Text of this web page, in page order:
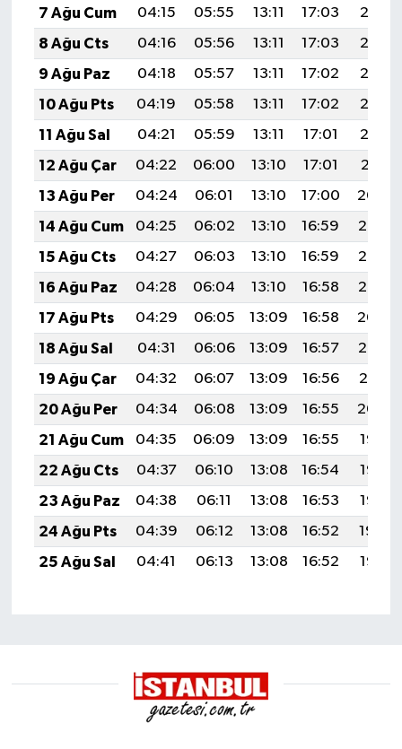
7 Ağu Cum
04:15 05:55 13:11 17:03
20:17
8 Ağu Cts
04:16 05:56 13:11 17:03
20:16
9 Ağu Paz
04:18 05:57 13:11 17:02
20:15
10 Ağu Pts
04:19 05:58 13:11 17:02
20:13
11 Ağu Sal
04:21 05:59 13:11 17:01
20:12
12 Ağu Çar
04:22 06:00 13:10 17:01
20:11
13 Ağu Per
04:24 06:01 13:10 17:00
20:09
14 Ağu Cum
04:25 06:02 13:10 16:59
20:08
15 Ağu Cts
04:27 06:03 13:10 16:59
20:07
16 Ağu Paz
04:28 06:04 13:10 16:58
20:05
17 Ağu Pts
04:29 06:05 13:09 16:58
20:04
18 Ağu Sal
04:31 06:06 13:09 16:57
20:02
19 Ağu Çar
04:32 06:07 13:09 16:56
20:01
20 Ağu Per
04:34 06:08 13:09 16:55
20:00
21 Ağu Cum
04:35 06:09 13:09 16:55
19:58
22 Ağu Cts
04:37 06:10 13:08 16:54
19:57
23 Ağu Paz
04:38 06:11 13:08 16:53
19:55
24 Ağu Pts
04:39 06:12 13:08 16:52
19:54
25 Ağu Sal
04:41 06:13 13:08 16:52 19:52